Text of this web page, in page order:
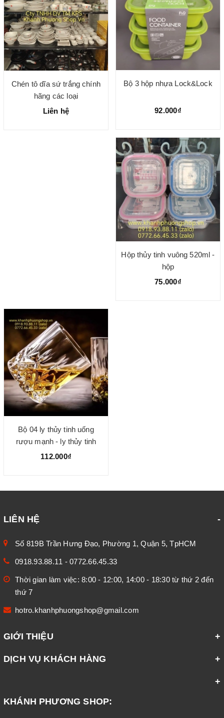
Chén tô dĩa sứ trắng chính
hãng các loại
Liên hệ
Bộ 3 hộp nhựa Lock&Lock
92.000₫
Hộp thủy tinh vuông 520ml -
hộp
75.000₫
Bộ 04 ly thủy tinh uống
rượu mạnh - ly thủy tinh
cao cấp
112.000₫
LIÊN HỆ
Số 819B Trần Hưng Đạo, Phường 1, Quận 5, TpHCM
0918.93.88.11 - 0772.66.45.33
Thời gian làm việc: 8:00 - 12:00, 14:00 - 18:30 từ thứ 2 đến
thứ 7
hotro.khanhphuongshop@gmail.com
GIỚI THIỆU
DỊCH VỤ KHÁCH HÀNG
KHÁNH PHƯƠNG SHOP: